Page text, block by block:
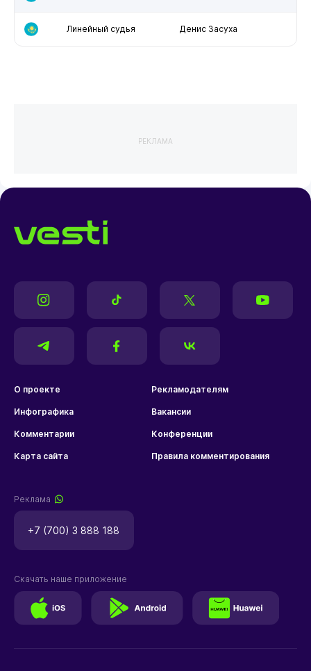
Линейный судья Денис Засуха
РЕКЛАМА
О проекте Рекламодателям
Инфографика Вакансии
Комментарии Конференции
Карта сайта Правила комментирования
Реклама
+7 (700) 3 888 188
Скачать наше приложение